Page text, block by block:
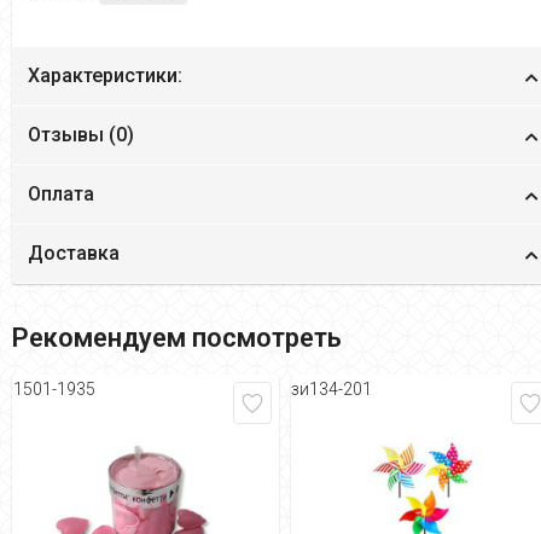
Характеристики:
Отзывы (0)
Оплата
Доставка
Рекомендуем посмотреть
1501-1935 зи134-201